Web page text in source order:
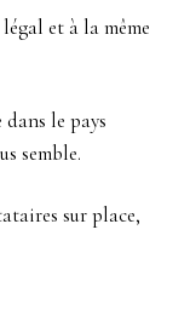
et à la même
le pays
semble.
sur place,